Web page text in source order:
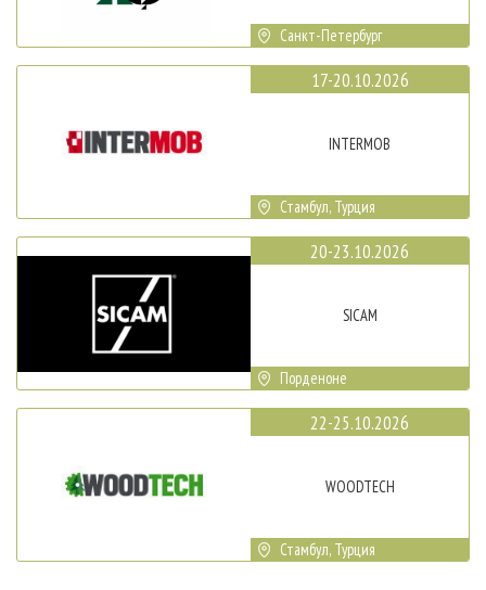
Санкт-Петербург
17-20.10.2026
INTERMOB
Стамбул, Турция
20-23.10.2026
SICAM
Порденоне
22-25.10.2026
WOODTECH
Стамбул, Турция